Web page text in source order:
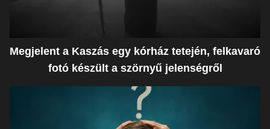
Megjelent a Kaszás egy kórház tetején, felkavaró
fotó készült a szörnyű jelenségről